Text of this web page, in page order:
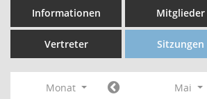
Informationen Mitglieder
Vertreter Sitzungen
Monat Mai